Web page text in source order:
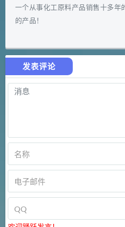
一个从事化工原料产品销售十多年
的产品！
发表评论